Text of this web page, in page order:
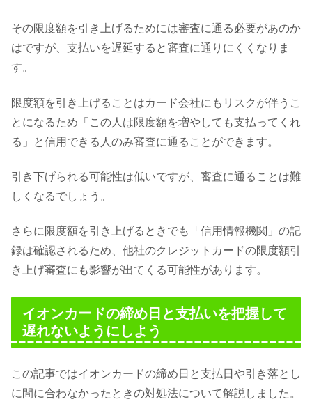
その限度額を引き上げるためには審査に通る必要があのか
はですが、支払いを遅延すると審査に通りにくくなりま
す。
限度額を引き上げることはカード会社にもリスクが伴うこ
とになるため「この人は限度額を増やしても支払ってくれ
る」と信用できる人のみ審査に通ることができます。
引き下げられる可能性は低いですが、審査に通ることは難
しくなるでしょう。
さらに限度額を引き上げるときでも「信用情報機関」の記
録は確認されるため、他社のクレジットカードの限度額引
き上げ審査にも影響が出てくる可能性があります。
イオンカードの締め日と支払いを把握して
遅れないようにしよう
この記事ではイオンカードの締め日と支払日や引き落とし
に間に合わなかったときの対処法について解説しました。